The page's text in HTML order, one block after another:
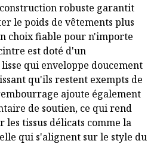
robuste garantit
le poids de vêtements plus
choix fiable pour n'importe
est doté d'un
qui enveloppe doucement
qu'ils restent exempts de
ajoute également
de soutien, ce qui rend
les tissus délicats comme la
qui s'alignent sur le style du